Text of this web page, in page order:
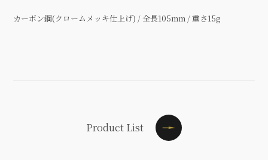
カーボン鋼(クロームメッキ仕上げ) / 全長105mm / 重さ15g
Product List